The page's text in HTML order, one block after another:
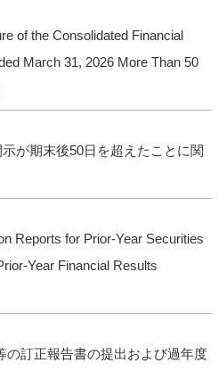
of the Consolidated Financial
March 31, 2026 More Than 50
が期末後50日を超えたことに関
Reports for Prior-Year Securities
Year Financial Results
の訂正報告書の提出および過年度